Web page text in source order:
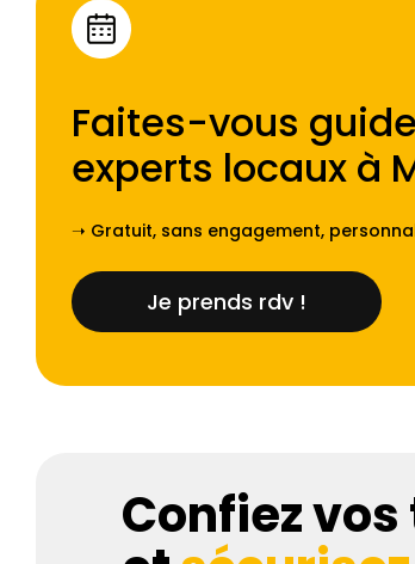
Faites-vous
experts locaux à
➝ Gratuit, sans engagement,
Je prends rdv !
Confiez vos